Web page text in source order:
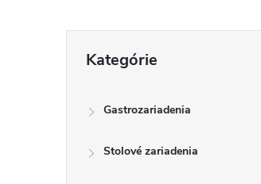
kategórie
Kategórie
Gastrozariadenia
Stolové zariadenia